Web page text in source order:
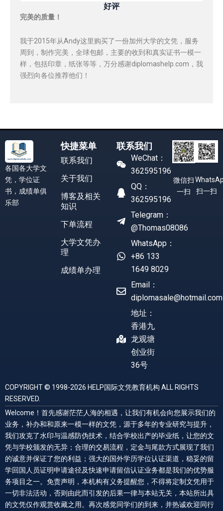
好评
完美的质量！
我于2015年从Andy这里购买了一份加州大学的文凭，服务
周到，制作完美，全球包邮，主要的收到和真实证书一模一
样，包括印章，纸张等等，万分感谢diplomashelp.com，我
强烈向各位推荐他们！
各国各大学文
凭，学位证
书，成绩单俱
乐部
快捷菜单
联系我们
关于我们
博客及相关
知识
下单流程
大学文凭办
理
成绩单办理
联系我们
WeChat：
362595196
QQ：
362595196
Telegram：
@Thomas08086
WhatsApp：
+86 133
1649 8029
Email：
diplomasale@hotmail.com
地址：
香港九
龙观塘
创业街
36号
微信扫
一扫
扫一扫
COPYRIGHT © 1998-2026 HELP国际文凭教育机构 ALL RIGHTS
RESERVED.
Welcome！首先感谢茫茫人海的相遇，让我们有机会向您展示我们的
业务，补办和和原来一模一样的文凭，源于多年的专业研究与提升，
我们攻克了水印与温感防伪技术，结合学校出产的毕业纸，让您的文
凭与学校颁发的无异；合理的交易流程，定金与尾款方式展现了我们
的诚意并保证了您的利益；强大的国外学历学位认证渠道，稳妥的留
学回国人员证明申请途径及快速申请留信认证业务都是我们的优势服
务项目之一。免责声明，本机构有义务提醒您，不得将定制文凭用于
一切非法活动，否则由此而引发的后果一律与本站无关，本站所出具
的文凭仅作观赏收藏之用。再次感觉同学们的到来，并热诚欢迎同行